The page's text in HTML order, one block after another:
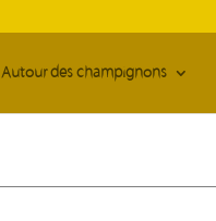
Autour des champignons